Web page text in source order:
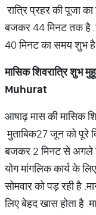
रात्रि प्रहर की पूजा
बजकर 44 मिनट तक है .
40 मिनट का समय शुभ है
मासिक शिवरात्रि शुभ
Muhurat
आषाढ़ मास की मासिक
मुताबिक27 जून को पूरे
बजकर 2 मिनट से अगले
योग मांगलिक कार्य के
सोमवार को पड़ रही है .
लिए बेहद खास होता है .